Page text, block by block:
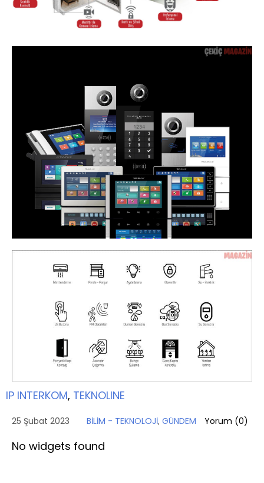
IP INTERKOM, TEKNOLINE
25 Şubat 2023 BİLİM - TEKNOLOJİ, GÜNDEM Yorum (0)
No widgets found